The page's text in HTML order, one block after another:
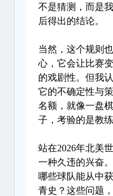
不是猜测，而是
后得出的结论。
当然，这个规则
心，它会让比赛
的戏剧性。但我
它的不确定性与
名额，就像一盘
子，考验的是教
站在2026年北美
一种久违的兴奋
哪些球队能从中
青史？这些问题